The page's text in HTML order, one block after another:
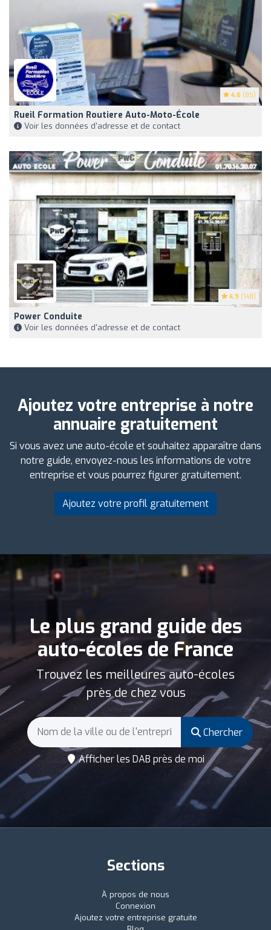
4.6 (85)
Rueil Formation Routiere Auto-Moto-École
Voir les données d'adresse et de contact
4.9 (148)
Power Conduite
Voir les données d'adresse et de contact
Ajoutez votre entreprise à notre
annuaire gratuitement
Si vous avez une auto-école et souhaitez apparaître dans
notre guide, envoyez-nous les informations de votre
entreprise et vous pourrez figurer gratuitement.
Ajoutez votre profil gratuitement
Le plus grand guide des
auto-écoles de France
Trouvez les meilleures auto-écoles
près de chez vous
Chercher
Afficher les DAB près de moi
Sections
À propos de nous
Connexion
Ajoutez votre entreprise gratuite